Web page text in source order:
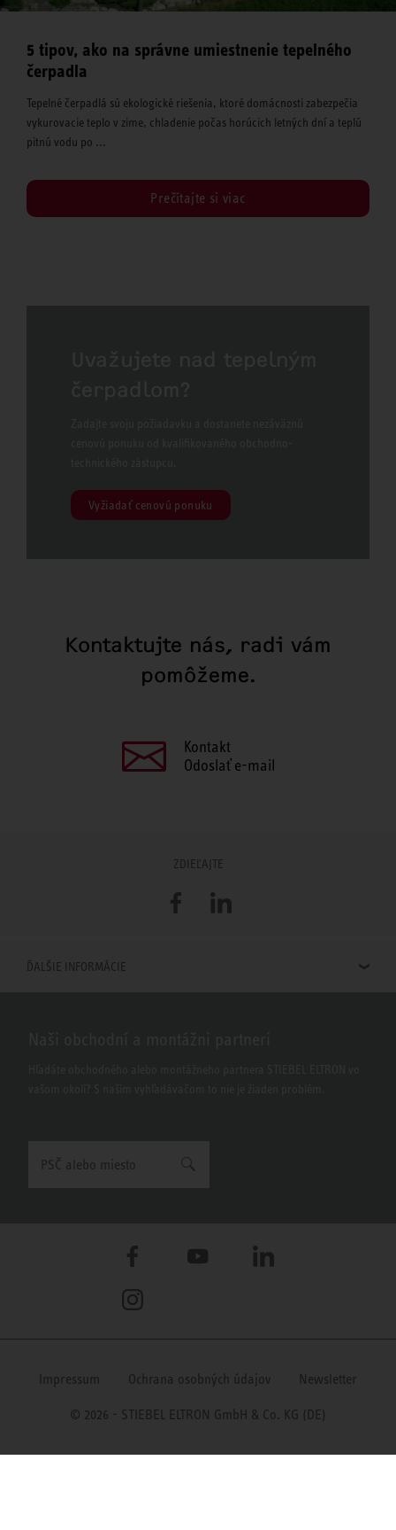
5 tipov, ako na správne umiestnenie tepelného
čerpadla
Tepelné čerpadlá sú ekologické riešenia, ktoré domácnosti zabezpečia
vykurovacie teplo v zime, chladenie počas horúcich letných dní a teplú
pitnú vodu po ...
Prečítajte si viac
Vyžiadať cenovú ponuku
Kontaktujte nás, radi vám
pomôžeme.
Kontakt
Odoslať e-mail
ZDIEĽAJTE
FacebookLinkedIn
ĎALŠIE INFORMÁCIE
Impressum Ochrana osobných údajov Newsletter
Facebook YouTube
Instagram
© 2026 - STIEBEL ELTRON GmbH & Co. KG (DE)